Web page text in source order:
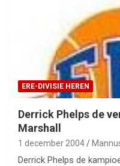
ERE-DIVISIE HEREN
Derrick Phelps de
Marshall
1 december 2004
Derrick Phelps de